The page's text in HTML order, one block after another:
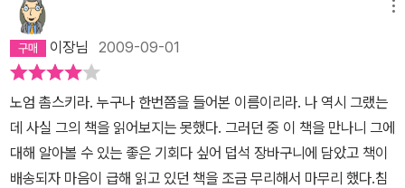
이장님 2009-09-01
노엄 촘스키라. 누구나 한번쯤을 들어본 이름이리라. 나 역시 그랬는
데 사실 그의 책을 읽어보지는 못했다. 그러던 중 이 책을 만나니 그에
대해 알아볼 수 있는 좋은 기회다 싶어 덥석 장바구니에 담았고 책이
배송되자 마음이 급해 읽고 있던 책을 조금 무리해서 마무리 했다.침